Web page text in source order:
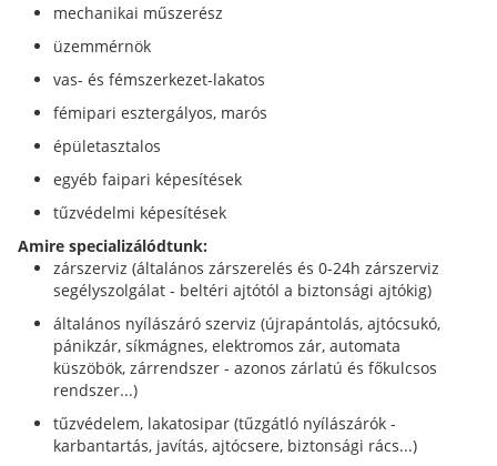
mechanikai műszerész
üzemmérnök
vas- és fémszerkezet-lakatos
fémipari esztergályos, marós
épületasztalos
egyéb faipari képesítések
tűzvédelmi képesítések
Amire specializálódtunk:
zárszerviz (általános zárszerelés és 0-24h zárszerviz
segélyszolgálat - beltéri ajtótól a biztonsági ajtókig)
általános nyílászáró szerviz (újrapántolás, ajtócsukó,
pánikzár, síkmágnes, elektromos zár, automata
küszöbök, zárrendszer - azonos zárlatú és főkulcsos
rendszer...)
tűzvédelem, lakatosipar (tűzgátló nyílászárók -
karbantartás, javítás, ajtócsere, biztonsági rács...)